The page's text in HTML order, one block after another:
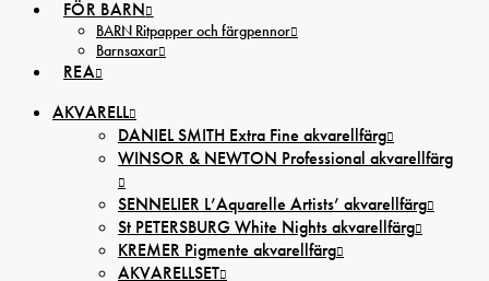
FÖR BARN
BARN Ritpapper och färgpennor
Barnsaxar
REA
AKVARELL
DANIEL SMITH Extra Fine akvarellfärg
WINSOR & NEWTON Professional akvarellfärg
SENNELIER L’Aquarelle Artists’ akvarellfärg
St PETERSBURG White Nights akvarellfärg
KREMER Pigmente akvarellfärg
AKVARELLSET